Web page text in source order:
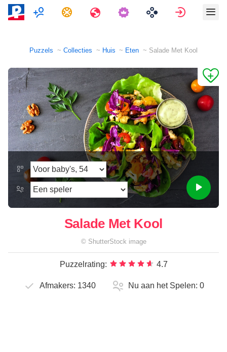
MultispelerTaken Reizen
Puzzels Collecties Huis Eten Salade Met Kool
Salade Met Kool
© ShutterStock image
Puzzelrating: 4.7
Afmakers: 1340 Nu aan het Spelen: 0